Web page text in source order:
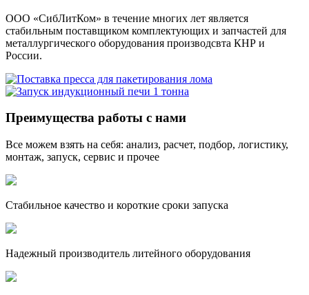
ООО «СибЛитКом» в течение многих лет является
стабильным поставщиком комплектующих и запчастей для
металлургического оборудования производсвта КНР и
России.
Преимущества работы с нами
Все можем взять на себя: анализ, расчет, подбор, логистику,
монтаж, запуск, сервис и прочее
Стабильное качество и короткие сроки запуска
Надежный производитель литейного оборудования